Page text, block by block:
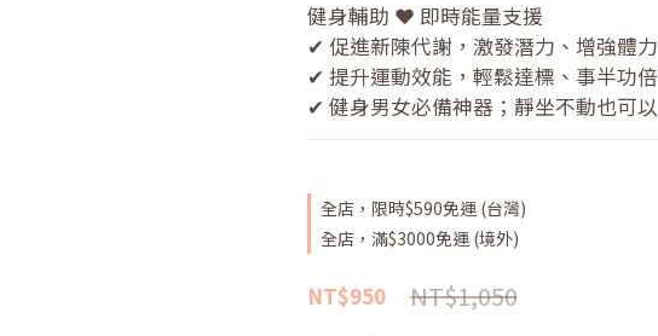
健身輔助 ❤ 即時能量支援
✔ 促進新陳代謝，激發潛力、增強體力
✔ 提升運動效能，輕鬆達標、事半功倍
✔ 健身男女必備神器；靜坐不動也可以
全店，限時$590免運 (台灣)
全店，滿$3000免運 (境外)
NT$1,050
NT$950